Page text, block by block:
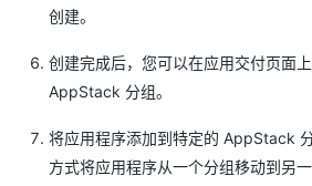
创建。
创建完成后，您可以在应用交付页面
AppStack 分组。
将应用程序添加到特定的 AppStack
方式将应用程序从一个分组移动到另一